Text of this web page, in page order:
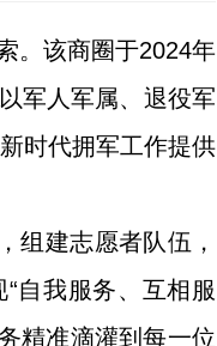
。该商圈于2024年
军人军属、退役军
时代拥军工作提供
组建志愿者队伍，
自我服务、互相服
精准滴灌到每一位